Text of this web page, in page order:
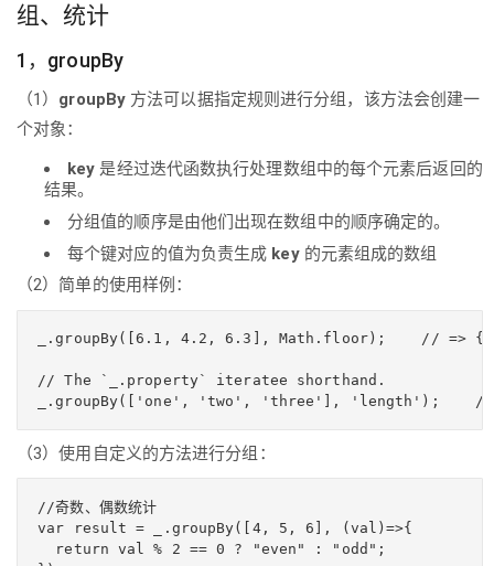
组、统计
1，groupBy
（1） groupBy 方法可以据指定规则进行分组，该方法会创建一
个对象：
key 是经过迭代函数执行处理数组中的每个元素后返回的
结果。
分组值的顺序是由他们出现在数组中的顺序确定的。
每个键对应的值为负责生成 key的元素组成的数组
（2）简单的使用样例：
_.groupBy([6.1, 4.2, 6.3], Math.floor);    //
// The `_.property` iteratee shorthand.
（3）使用自定义的方法进行分组：
//奇数、偶数统计
var result = _.groupBy([4, 5, 6], (val)=>{
  return val % 2 == 0 ? "even" : "odd";